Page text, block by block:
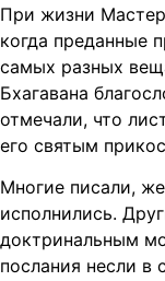
При жизни
когда преданные
самых разных
Бхагавана
отмечали, что
его святым
Многие писали,
исполнились.
доктринальным
послания несли в